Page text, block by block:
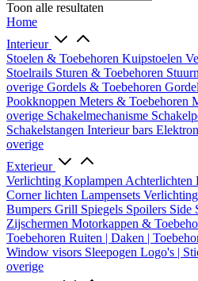
Toon alle resultaten
Home
Interieur
Stoelen & Toebehoren Kuipstoelen
Stoelrails Sturen & Toebehoren
overige Gordels & Toebehoren
Pookknoppen Meters & Toebehoren
overige Schakelmechanisme
Schakelstangen Interieur bars
overige
Exterieur
Verlichting Koplampen Achterlichten
Corner lichten Lampensets
Bumpers Grill Spiegels Spoilers Side
Zijschermen Motorkappen &
Toebehoren Ruiten | Daken |
Window visors Sleepogen Logo's |
overige